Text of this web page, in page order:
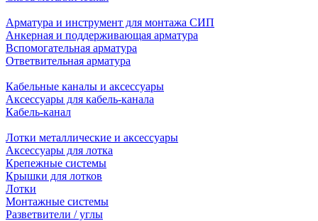
Арматура и инструмент для монтажа СИП
Анкерная и поддерживающая арматура
Вспомогательная арматура
Ответвительная арматура
Кабельные каналы и аксессуары
Аксессуары для кабель-канала
Кабель-канал
Лотки металлические и аксессуары
Аксессуары для лотка
Крепежные системы
Крышки для лотков
Лотки
Монтажные системы
Разветвители / углы